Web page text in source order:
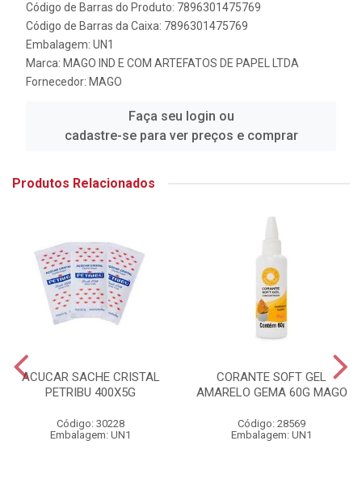
Código de Barras do Produto: 7896301475769
Código de Barras da Caixa: 7896301475769
Embalagem: UN1
Marca: MAGO IND E COM ARTEFATOS DE PAPEL LTDA
Fornecedor: MAGO
Faça seu login ou
cadastre-se para ver preços e comprar
Produtos Relacionados
ACUCAR SACHE CRISTAL
PETRIBU 400X5G
Código: 30228
Embalagem: UN1
CORANTE SOFT GEL
AMARELO GEMA 60G MAGO
Código: 28569
Embalagem: UN1